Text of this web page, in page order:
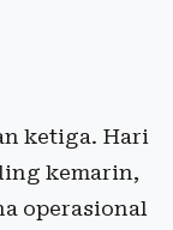
ketiga. Hari
kemarin,
operasional